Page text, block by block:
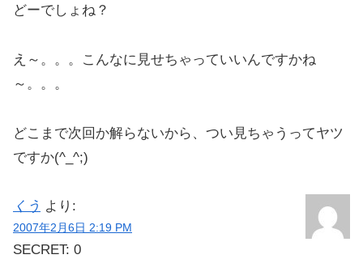
どーでしょね？
え～。。。こんなに見せちゃっていいんですかね
～。。。
どこまで次回か解らないから、つい見ちゃうってヤツ
ですか(^_^;)
くう より:
2007年2月6日 2:19 PM
SECRET: 0